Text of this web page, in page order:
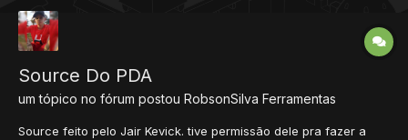
Source Do PDA
um tópico no fórum postou RobsonSilva Ferramentas
Source feito pelo Jair Kevick. tive permissão dele pra fazer a